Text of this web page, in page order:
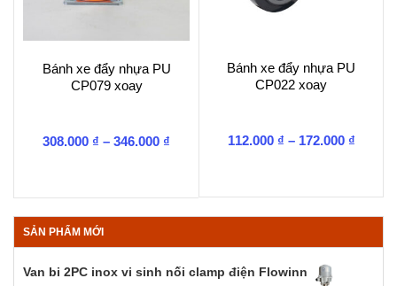
Bánh xe đẩy nhựa PU
CP079 xoay
308.000 ₫ – 346.000 ₫
Bánh xe đẩy nhựa PU
CP022 xoay
112.000 ₫ – 172.000 ₫
SẢN PHẨM MỚI
Van bi 2PC inox vi sinh nối clamp điện Flowinn